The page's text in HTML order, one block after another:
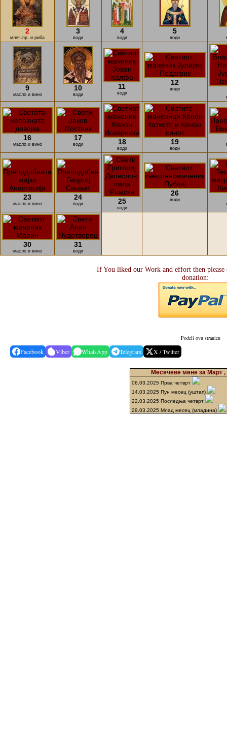
2
млеч.пр. и риба
3
води
4
води
5
води
9
масло и вино
10
води
11
води
12
води
16
масло и вино
17
води 18
води
19
води
23
масло и вино
24
води 25
води
26
води
30
масло и вино
31
води
If You liked our Work and effort then please
donation:
Podeli ovu stranicu
Facebook Viber WhatsApp Telegram X / Twitter
Месечеве мене за Март ,
06.03.2025 Прва четврт
14.03.2025 Пун месец (уштап)
22.03.2025 Последња четврт
29.03.2025 Млад месец (младина)